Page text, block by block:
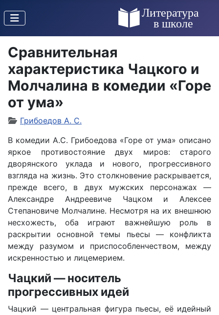
Сравнительная
характеристика Чацкого и
Молчалина в комедии «Горе
от ума»
Грибоедов А. С.
В комедии А.С. Грибоедова «Горе от ума» описано
яркое противостояние двух миров: старого
дворянского уклада и нового, прогрессивного
взгляда на жизнь. Это столкновение раскрывается,
прежде всего, в двух мужских персонажах —
Александре Андреевиче Чацком и Алексее
Степановиче Молчалине. Несмотря на их внешнюю
несхожесть, оба играют важнейшую роль в
раскрытии основной темы пьесы — конфликта
между разумом и приспособленчеством, между
искренностью и лицемерием.
Чацкий — носитель
прогрессивных идей
Чацкий — центральная фигура пьесы, её идейный